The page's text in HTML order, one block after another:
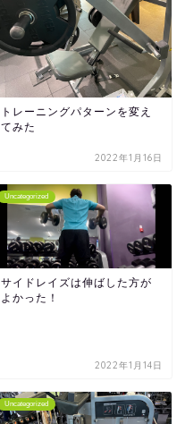
トレーニングパターンを変え
てみた
2022年1月16日
Uncategorized
サイドレイズは伸ばした方が
よかった！
2022年1月14日
Uncategorized